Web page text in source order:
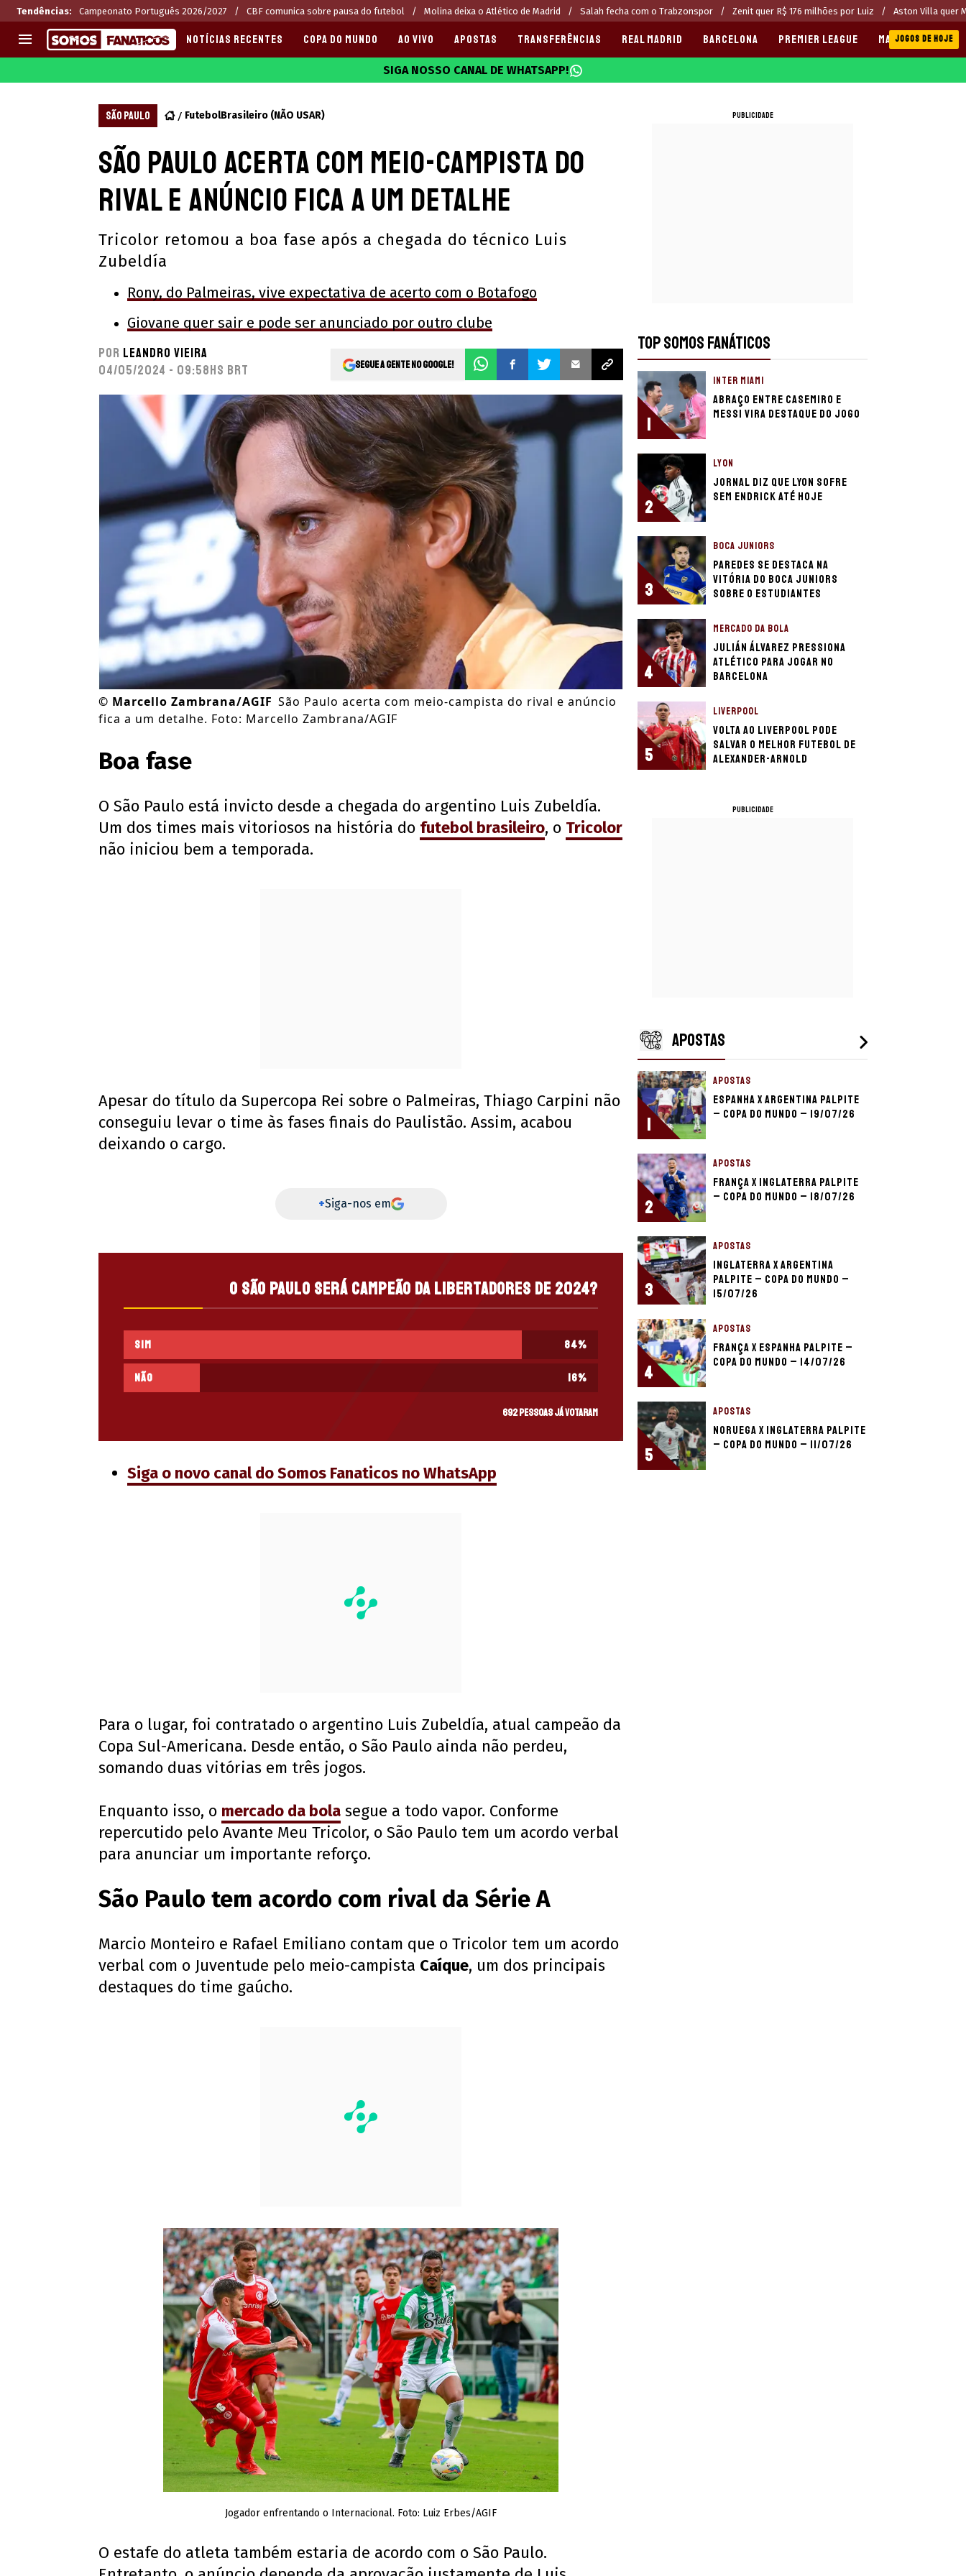
Tendências: Campeonato Português 2026/2027 CBF comunica sobre pausa do futebol Molina deixa o Atlético de Madrid Salah fecha com o Trabzonspor Zenit quer R$ 176 milhões por Luiz Aston Villa quer
CHAMPIONS LEAGUE
PREMIER LEAGUE
LIGA PORTUGUESA
EUROPA LEAGUE
Melhores sites de apostas 2025
CASAS DE APOSTAS
CÓDIGOS e OFERTAS
APPS
NOTÍCIAS RECENTES COPA DO MUNDO AO VIVO APOSTAS TRANSFERÊNCIAS REAL MADRID BARCELONA PREMIER LEAGUE MANCHESTER CITY
JOGOS DE HOJE
SIGA NOSSO CANAL DE WHATSAPP!
SÃO PAULO FutebolBrasileiro (NÃO USAR)
São Paulo acerta com meio-campista do
rival e anúncio fica a um detalhe
Tricolor retomou a boa fase após a chegada do técnico Luis
Zubeldía
Rony, do Palmeiras, vive expectativa de acerto com o Botafogo
Giovane quer sair e pode ser anunciado por outro clube
Por Leandro Vieira
04/05/2024 - 09:58hs BRT
Segue a gente no Google!
© Marcello Zambrana/AGIF São Paulo acerta com meio-campista do rival e anúncio
fica a um detalhe. Foto: Marcello Zambrana/AGIF
Boa fase
O São Paulo está invicto desde a chegada do argentino Luis Zubeldía.
Um dos times mais vitoriosos na história do futebol brasileiro, o Tricolor
não iniciou bem a temporada.
Apesar do título da Supercopa Rei sobre o Palmeiras, Thiago Carpini não
conseguiu levar o time às fases finais do Paulistão. Assim, acabou
deixando o cargo.
+Siga-nos em
O São Paulo será campeão da Libertadores de 2024?
Sim 84%
Não 16%
692 pessoas já votaram
Siga o novo canal do Somos Fanaticos no WhatsApp
Para o lugar, foi contratado o argentino Luis Zubeldía, atual campeão da
Copa Sul-Americana. Desde então, o São Paulo ainda não perdeu,
somando duas vitórias em três jogos.
Enquanto isso, o mercado da bola segue a todo vapor. Conforme
repercutido pelo Avante Meu Tricolor, o São Paulo tem um acordo verbal
para anunciar um importante reforço.
São Paulo tem acordo com rival da Série A
Marcio Monteiro e Rafael Emiliano contam que o Tricolor tem um acordo
verbal com o Juventude pelo meio-campista Caíque, um dos principais
destaques do time gaúcho.
Jogador enfrentando o Internacional. Foto: Luiz Erbes/AGIF
O estafe do atleta também estaria de acordo com o São Paulo.
PUBLICIDADE
TOP SOMOS FANÁTICOS
1
INTER MIAMI
Abraço entre Casemiro e
Messi vira destaque do jogo
2
LYON
Jornal diz que Lyon sofre
sem Endrick até hoje
3
BOCA JUNIORS
Paredes se destaca na
vitória do Boca Juniors
sobre o Estudiantes
4
MERCADO DA BOLA
Julián Álvarez pressiona
Atlético para jogar no
Barcelona
5
LIVERPOOL
Volta ao Liverpool pode
salvar o melhor futebol de
Alexander-Arnold
PUBLICIDADE
APOSTAS
1
APOSTAS
Espanha x Argentina palpite
– Copa do Mundo – 19/07/26
2
APOSTAS
França x Inglaterra palpite
– Copa do Mundo – 18/07/26
3
APOSTAS
Inglaterra x Argentina
palpite – Copa do Mundo –
15/07/26
4
APOSTAS
França x Espanha palpite –
Copa do Mundo – 14/07/26
5
APOSTAS
Noruega x Inglaterra palpite
– Copa do Mundo – 11/07/26